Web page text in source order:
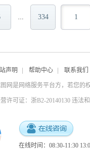
… 334
声明 | 帮助中心 | 联系我们
网是网络服务平台方，若您的
许可证：浙B2-20140130 违法
在线时间：08:30-11:30